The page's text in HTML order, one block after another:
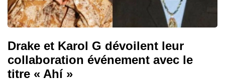
Drake et Karol G dévoilent leur
collaboration événement avec le
titre « Ahí »